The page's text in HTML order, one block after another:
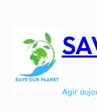
contenu
Agir